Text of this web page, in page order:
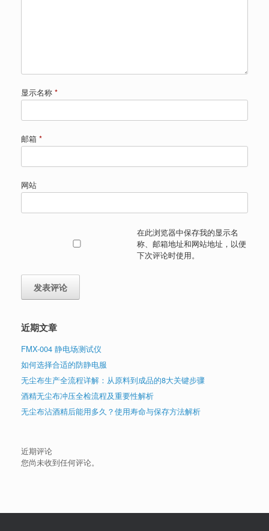
显示名称 *
邮箱 *
网站
在此浏览器中保存我的显示名
称、邮箱地址和网站地址，以便
下次评论时使用。
近期文章
FMX-004 静电场测试仪
如何选择合适的防静电服
无尘布生产全流程详解：从原料到成品的8大关键步骤
酒精无尘布冲压全检流程及重要性解析
无尘布沾酒精后能用多久？使用寿命与保存方法解析
近期评论
您尚未收到任何评论。